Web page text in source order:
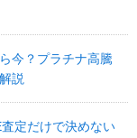
今？プラチナ高騰
説
定だけで決めない